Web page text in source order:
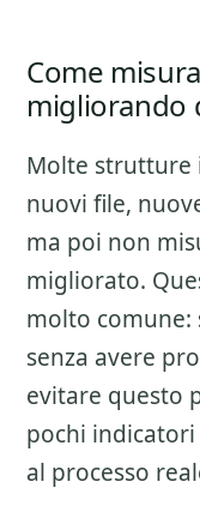
Come
migliorando
Molte strutture
nuovi file,
ma poi non
migliorato.
molto
senza avere
evitare questo
pochi
al processo